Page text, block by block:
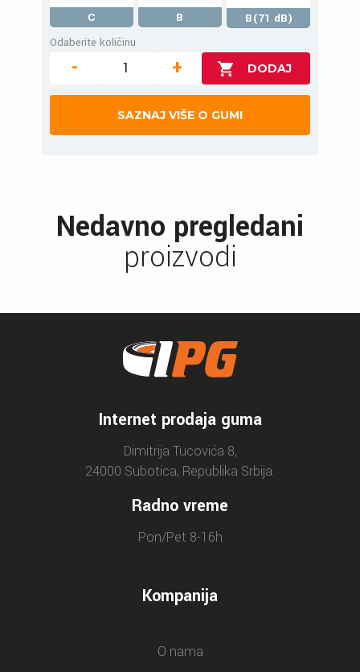
C B
B(71 dB)
Odaberite količinu
- +
SAZNAJ VIŠE O GUMI
Nedavno pregledani
proizvodi
Internet prodaja guma
Dimitrija Tucovića 8,
24000 Subotica, Republika Srbija.
Radno vreme
Pon/Pet 8-16h
Kompanija
O nama